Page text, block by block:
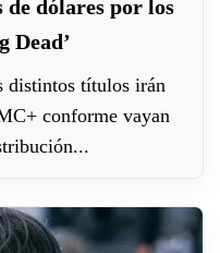
dólares por los
Dead’
distintos títulos irán
conforme vayan